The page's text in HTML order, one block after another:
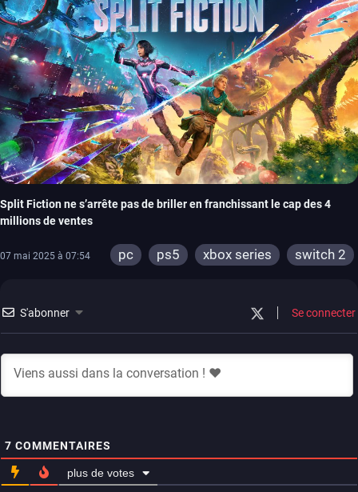
Split Fiction ne s’arrête pas de briller en franchissant le cap des 4
millions de ventes
07 mai 2025 à 07:54 pc ps5 xbox series switch 2
S'abonner Se connecter
7 COMMENTAIRES
plus de votes